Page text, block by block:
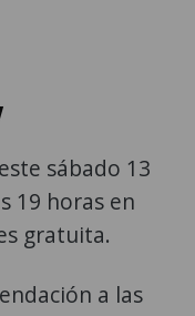
sábado 13
19 horas en
gratuita.
a las